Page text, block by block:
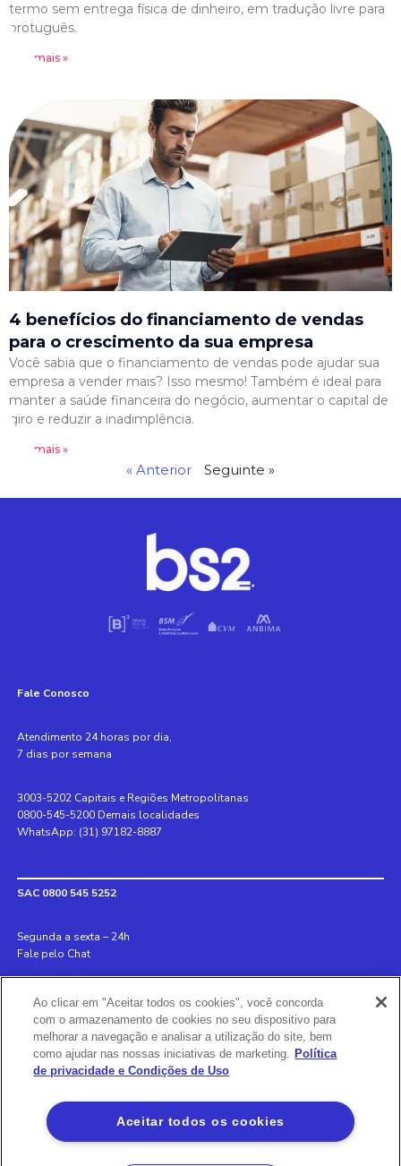
termo sem entrega física de dinheiro, em tradução livre para
protuguês.
Leia mais »
4 benefícios do financiamento de vendas
para o crescimento da sua empresa
Você sabia que o financiamento de vendas pode ajudar sua
empresa a vender mais? Isso mesmo! Também é ideal para
manter a saúde financeira do negócio, aumentar o capital de
giro e reduzir a inadimplência.
Leia mais »
« Anterior Seguinte »
Fale Conosco
Atendimento 24 horas por dia,
7 dias por semana
3003-5202 Capitais e Regiões Metropolitanas
0800-545-5200 Demais localidades
WhatsApp: (31) 97182-8887
SAC 0800 545 5252
Segunda a sexta – 24h
Fale pelo Chat
Internacional +55 31 3078 8152
Deficiente auditivo 0800 970 6993
Ouvidoria 0800 726 8889
Via Olímpia, São Paulo, SP 04547-130, Brasil, 3003-5202
Ao clicar em "Aceitar todos os cookies", você concorda
com o armazenamento de cookies no seu dispositivo para
melhorar a navegação e analisar a utilização do site, bem
como ajudar nas nossas iniciativas de marketing. Política
de privacidade e Condições de Uso
Aceitar todos os cookies